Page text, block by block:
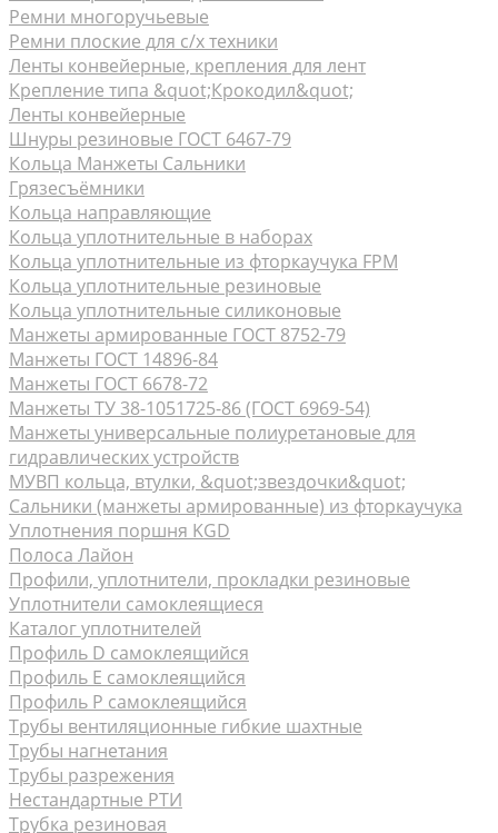
Ремни многоручьевые
Ремни плоские для с/х техники
Ленты конвейерные, крепления для лент
Крепление типа &quot;Крокодил&quot;
Ленты конвейерные
Шнуры резиновые ГОСТ 6467-79
Кольца Манжеты Сальники
Грязесъёмники
Кольца направляющие
Кольца уплотнительные в наборах
Кольца уплотнительные из фторкаучука FPM
Кольца уплотнительные резиновые
Кольца уплотнительные силиконовые
Манжеты армированные ГОСТ 8752-79
Манжеты ГОСТ 14896-84
Манжеты ГОСТ 6678-72
Манжеты ТУ 38-1051725-86 (ГОСТ 6969-54)
Манжеты универсальные полиуретановые для
гидравлических устройств
МУВП кольца, втулки, &quot;звездочки&quot;
Сальники (манжеты армированные) из фторкаучука
Уплотнения поршня KGD
Полоса Лайон
Профили, уплотнители, прокладки резиновые
Уплотнители самоклеящиеся
Каталог уплотнителей
Профиль D самоклеящийся
Профиль Е самоклеящийся
Профиль P самоклеящийся
Трубы вентиляционные гибкие шахтные
Трубы нагнетания
Трубы разрежения
Нестандартные РТИ
Трубка резиновая